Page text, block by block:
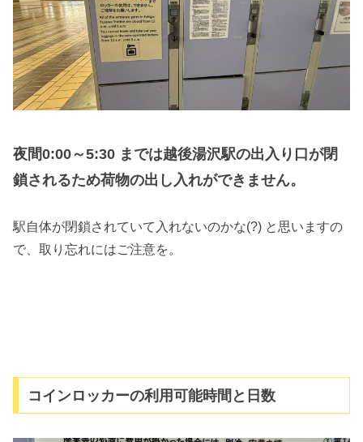
夜間0:00～5:30 までは越後湯沢駅の出入り口が閉
鎖されるため荷物の出し入れができません。
駅自体が閉鎖されていて入れないのかな(?) と思いますの
で、取り忘れにはご注意を。
コインロッカーの利用可能時間と日数